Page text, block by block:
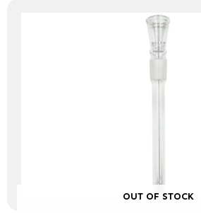
OUT OF STOCK
cena
wynosiła:
14.95zł.